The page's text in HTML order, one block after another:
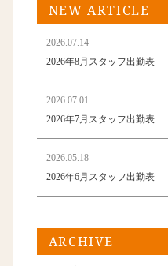
NEW ARTICLE
2026.07.14
2026年8月スタッフ出勤表
2026.07.01
2026年7月スタッフ出勤表
2026.05.18
2026年6月スタッフ出勤表
ARCHIVE